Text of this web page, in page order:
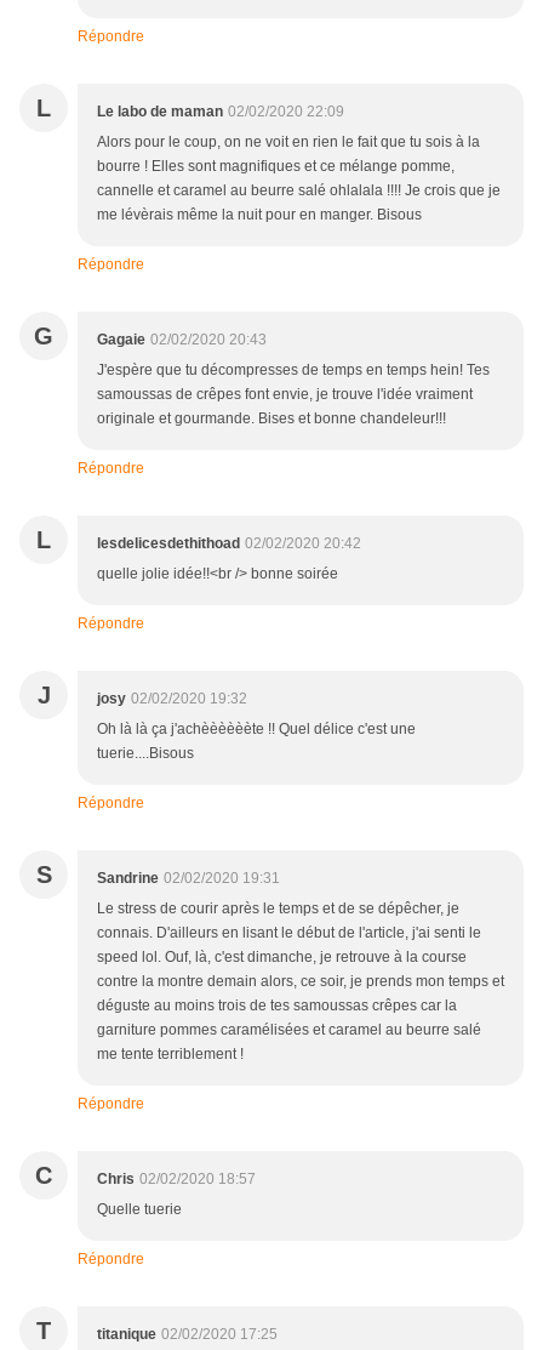
Répondre
L Le labo de maman 02/02/2020 22:09
Alors pour le coup, on ne voit en rien le fait que tu sois à la
bourre ! Elles sont magnifiques et ce mélange pomme,
cannelle et caramel au beurre salé ohlalala !!!! Je crois que je
me lévèrais même la nuit pour en manger. Bisous
Répondre
G Gagaie 02/02/2020 20:43
J'espère que tu décompresses de temps en temps hein! Tes
samoussas de crêpes font envie, je trouve l'idée vraiment
originale et gourmande. Bises et bonne chandeleur!!!
Répondre
L lesdelicesdethithoad 02/02/2020 20:42
quelle jolie idée!!<br /> bonne soirée
Répondre
J josy 02/02/2020 19:32
Oh là là ça j'achèèèèèète !! Quel délice c'est une
tuerie....Bisous
Répondre
S Sandrine 02/02/2020 19:31
Le stress de courir après le temps et de se dépêcher, je
connais. D'ailleurs en lisant le début de l'article, j'ai senti le
speed lol. Ouf, là, c'est dimanche, je retrouve à la course
contre la montre demain alors, ce soir, je prends mon temps et
déguste au moins trois de tes samoussas crêpes car la
garniture pommes caramélisées et caramel au beurre salé
me tente terriblement !
Répondre
C Chris 02/02/2020 18:57
Quelle tuerie
Répondre
T titanique 02/02/2020 17:25